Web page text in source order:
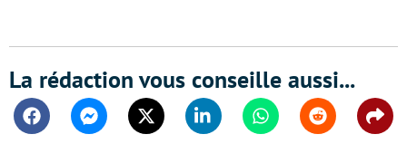
La rédaction vous conseille aussi...
FacebookMessengerTwitter Linkedin WhatsappReddit